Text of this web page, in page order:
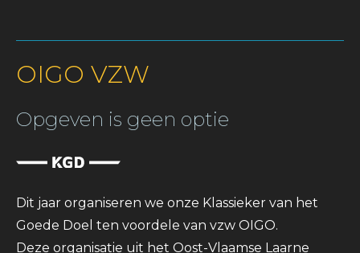
OIGO VZW
Opgeven is geen optie
Dit jaar organiseren we onze Klassieker van het
Goede Doel ten voordele van vzw OIGO.
Deze organisatie uit het Oost-Vlaamse Laarne